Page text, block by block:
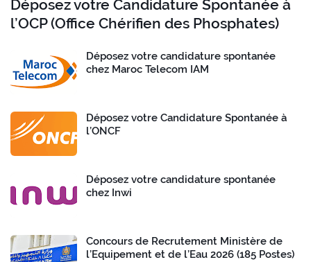
Déposez votre Candidature Spontanée à
l’OCP (Office Chérifien des Phosphates)
Déposez votre candidature spontanée
chez Maroc Telecom IAM
Déposez votre Candidature Spontanée à
l’ONCF
Déposez votre candidature spontanée
chez Inwi
Concours de Recrutement Ministère de
l’Equipement et de l’Eau 2026 (185 Postes)